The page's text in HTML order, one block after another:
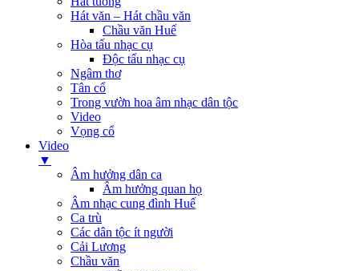
Hát văn – Hát chầu văn
Chầu văn Huế
Hòa tấu nhạc cụ
Độc tấu nhạc cụ
Ngâm thơ
Tân cổ
Trong vườn hoa âm nhạc dân tộc
Video
Vọng cổ
Video
▼
Âm hưởng dân ca
Âm hưởng quan họ
Âm nhạc cung đình Huế
Ca trù
Các dân tộc ít người
Cải Lương
Chầu văn